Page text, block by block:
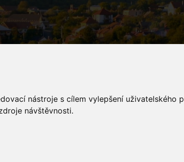
nástroje s cílem vylepšení uživatelského
návštěvnosti.